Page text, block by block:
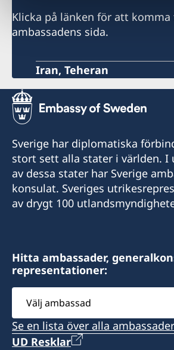
Klicka på länken för att
ambassadens sida.
Iran, Teheran
Sverige har diplomatiska
stort sett alla stater i världen. I
av dessa stater har Sverige
konsulat. Sveriges
av drygt 100
Hitta ambassader,
representationer:
ambassad
Se en lista över alla ambassader
UD Resklar